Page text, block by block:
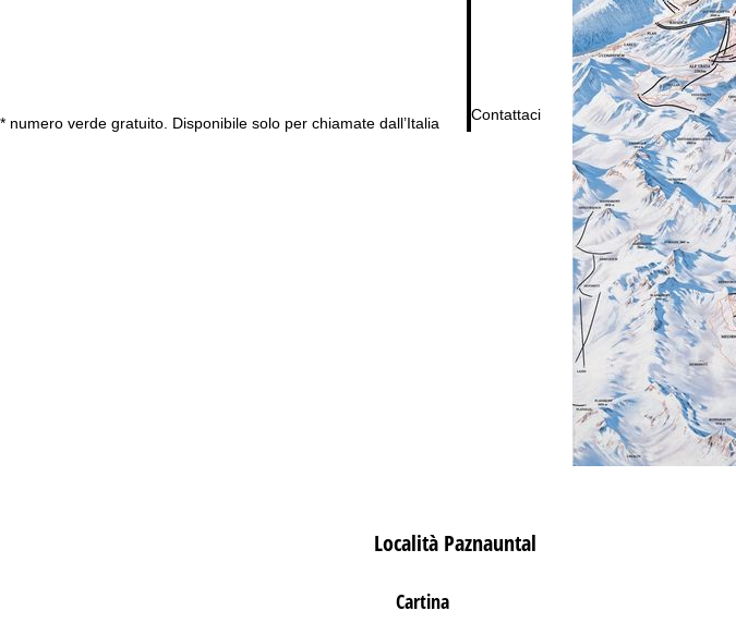
* numero verde gratuito. Disponibile solo per chiamate dall’Italia Contattaci
Località Paznauntal
Cartina